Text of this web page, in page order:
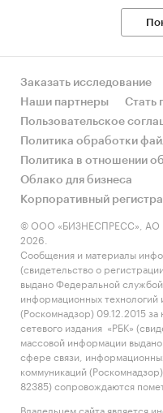
Заказать исследование
Наши партнеры
Стать
Пользовательское
Политика обработки
Политика в отношении
Облако для бизнеса
Корпоративный
© ООО «БИЗНЕСПРЕСС», АО
2026.
Сообщения и материалы
(свидетельство о
выдано Федеральной
информационных технологий
(Роскомнадзор) 09.12.2015
сетевого издания «РБК»
массовой информации
сфере связи,
коммуникаций
82385) сопровождаются
Владельцем сайта является